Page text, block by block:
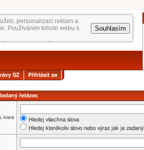
personalizaci reklam a
Používáním tohoto webu s
Souhlasím
SZ
Přihlásit se
řetězec
která
Hledej všechna slova
Hledej kterékoliv slovo nebo výraz jak je zadaný